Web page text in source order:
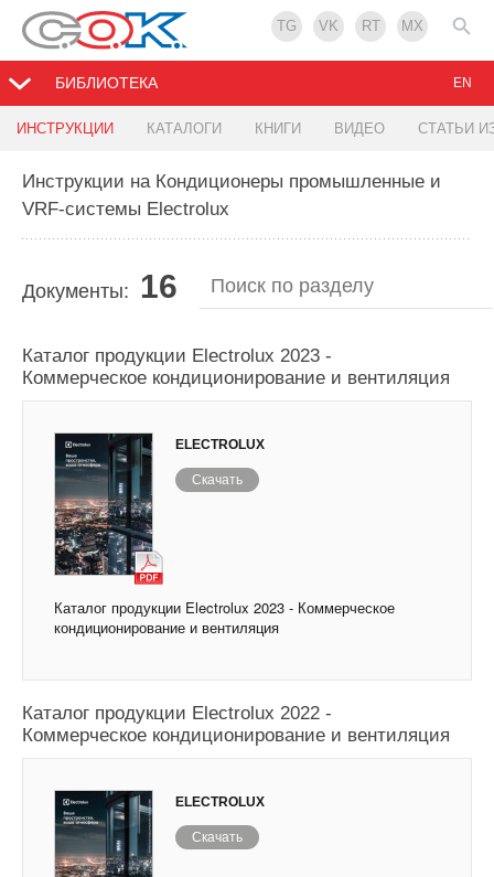
TG VK RT MX
БИБЛИОТЕКА
ИНСТРУКЦИИ КАТАЛОГИ КНИГИ ВИДЕО СТАТЬИ
EN
Инструкции на Кондиционеры промышленные и
VRF-системы Electrolux
Документы: 16
Каталог продукции Electrolux 2023 -
Коммерческое кондиционирование и вентиляция
ELECTROLUX
Скачать
Каталог продукции Electrolux 2023 - Коммерческое
кондиционирование и вентиляция
Каталог продукции Electrolux 2022 -
Коммерческое кондиционирование и вентиляция
ELECTROLUX
Скачать